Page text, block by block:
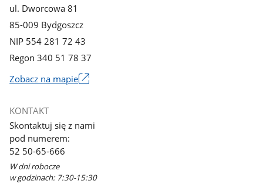
ul. Dworcowa 81
85-009 Bydgoszcz
NIP 554 281 72 43
Regon 340 51 78 37
Zobacz na mapie
się
w
nowym
oknie
KONTAKT
Skontaktuj się z nami
pod numerem:
52 50-65-666
W dni robocze
w godzinach: 7:30-15:30